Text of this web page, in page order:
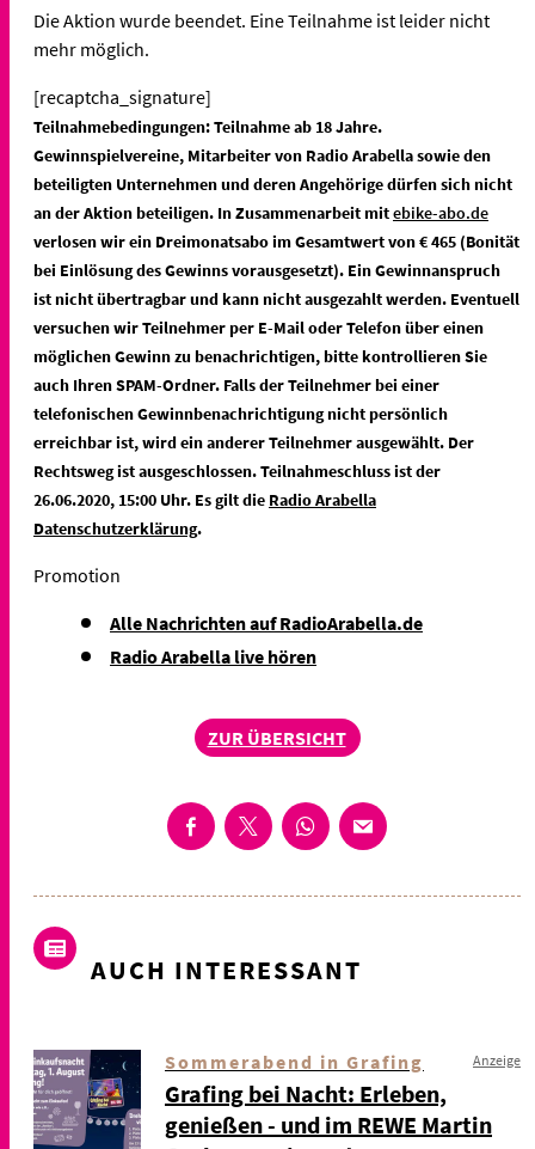
Die Aktion wurde beendet. Eine Teilnahme ist leider nicht
mehr möglich.
[recaptcha_signature]
Teilnahmebedingungen: Teilnahme ab 18 Jahre.
Gewinnspielvereine, Mitarbeiter von Radio Arabella sowie den
beteiligten Unternehmen und deren Angehörige dürfen sich nicht
an der Aktion beteiligen. In Zusammenarbeit mitebike-abo.de
verlosen wir ein Dreimonatsabo im Gesamtwert von € 465 (Bonität
bei Einlösung des Gewinns vorausgesetzt). Ein Gewinnanspruch
ist nicht übertragbar und kann nicht ausgezahlt werden. Eventuell
versuchen wir Teilnehmer per E-Mail oder Telefon über einen
möglichen Gewinn zu benachrichtigen, bitte kontrollieren Sie
auch Ihren SPAM-Ordner. Falls der Teilnehmer bei einer
telefonischen Gewinnbenachrichtigung nicht persönlich
erreichbar ist, wird ein anderer Teilnehmer ausgewählt. Der
Rechtsweg ist ausgeschlossen. Teilnahmeschluss ist der
26.06.2020, 15:00 Uhr. Es gilt die Radio Arabella
Datenschutzerklärung.
Promotion
Alle Nachrichten auf RadioArabella.de
Radio Arabella live hören
ZUR ÜBERSICHT
AUCH INTERESSANT
Sommerabend in Grafing Anzeige
Grafing bei Nacht: Erleben,
genießen - und im REWE Martin